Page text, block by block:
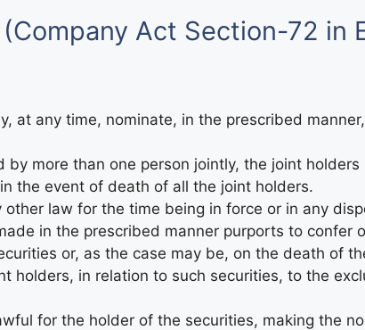
Act Section-72 in
at any time, nominate, in the prescribed
by more than one person jointly, the joint
the event of death of all the joint holders.
law for the time being in force or in any
in the prescribed manner purports to
or, as the case may be, on the death of
holders, in relation to such securities, to the
for the holder of the securities, making the